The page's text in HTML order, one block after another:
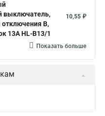
выключатель,
B,
13А HL-B13/1
10,55 ₽
Показать больше